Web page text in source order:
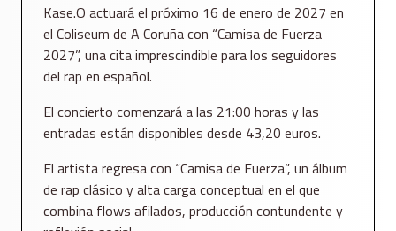
Kase.O actuará el próximo 16 de enero de 2027 en
el Coliseum de A Coruña con “Camisa de Fuerza
2027”, una cita imprescindible para los seguidores
del rap en español.
El concierto comenzará a las 21:00 horas y las
entradas están disponibles desde 43,20 euros.
El artista regresa con “Camisa de Fuerza”, un álbum
de rap clásico y alta carga conceptual en el que
combina flows afilados, producción contundente y